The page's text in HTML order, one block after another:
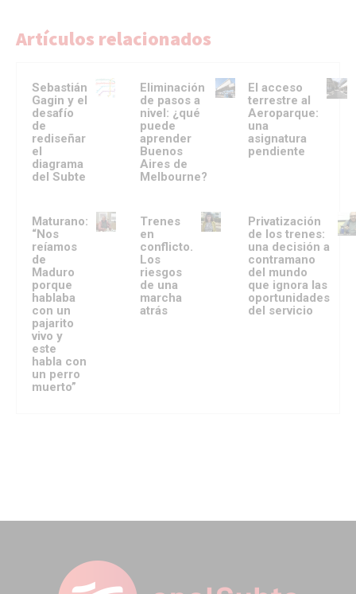
Artículos relacionados
Sebastián
Gagin y el
desafío
de
rediseñar
el
diagrama
del Subte
Eliminación
de pasos a
nivel: ¿qué
puede
aprender
Buenos
Aires de
Melbourne?
El acceso
terrestre al
Aeroparque:
una
asignatura
pendiente
Maturano:
“Nos
reíamos
de
Maduro
porque
hablaba
con un
pajarito
vivo y
este
habla con
un perro
muerto”
Trenes
en
conflicto.
Los
riesgos
de una
marcha
atrás
Privatización
de los trenes:
una decisión a
contramano
del mundo
que ignora las
oportunidades
del servicio